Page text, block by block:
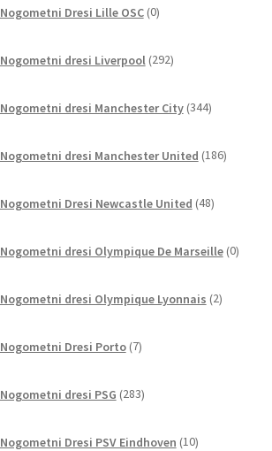
Nogometni Dresi Lille OSC 0izdelkov
Nogometni dresi Liverpool 292izdelkov
Nogometni dresi Manchester City 344izdelkov
Nogometni dresi Manchester United 186izdelkov
Nogometni Dresi Newcastle United 48izdelkov
Nogometni dresi Olympique De Marseille 0
Nogometni dresi Olympique Lyonnais 2izdelka
Nogometni Dresi Porto 7izdelkov
Nogometni dresi PSG 283izdelkov
Nogometni Dresi PSV Eindhoven 10